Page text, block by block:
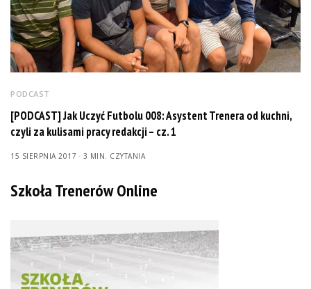
PODCAST
[PODCAST] Jak Uczyć Futbolu 008: Asystent Trenera od kuchni,
czyli za kulisami pracy redakcji – cz. 1
15 SIERPNIA 2017 3 MIN. CZYTANIA
Szkoła Trenerów Online